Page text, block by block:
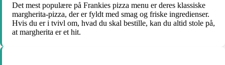
Det mest populære på Frankies pizza menu er deres klassiske
margherita-pizza, der er fyldt med smag og friske ingredienser.
Hvis du er i tvivl om, hvad du skal bestille, kan du altid stole på,
at margherita er et hit.